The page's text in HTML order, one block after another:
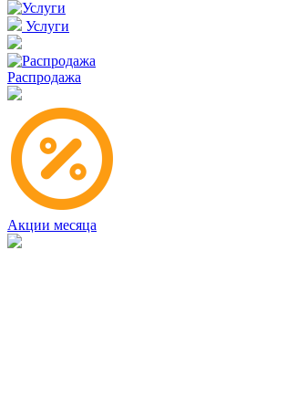
Услуги
Распродажа
Акции месяца